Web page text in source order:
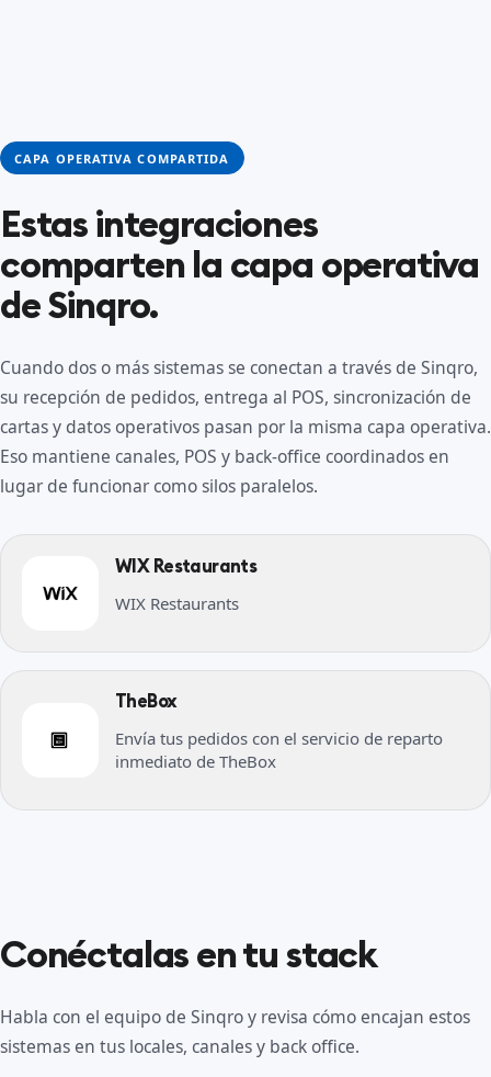
CAPA OPERATIVA COMPARTIDA
Estas integraciones
comparten la capa operativa
de Sinqro.
Cuando dos o más sistemas se conectan a través de Sinqro,
su recepción de pedidos, entrega al POS, sincronización de
cartas y datos operativos pasan por la misma capa operativa.
Eso mantiene canales, POS y back-office coordinados en
lugar de funcionar como silos paralelos.
WIX Restaurants
WIX Restaurants
TheBox
Envía tus pedidos con el servicio de reparto
inmediato de TheBox
Conéctalas en tu stack
Habla con el equipo de Sinqro y revisa cómo encajan estos
sistemas en tus locales, canales y back office.